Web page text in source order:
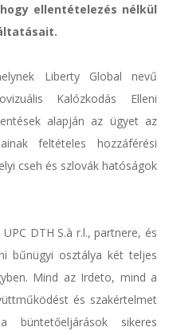
ellentételezés nélkül
Liberty Global nevű
Kalózkodás Elleni
alapján az ügyet az
feltételes hozzáférési
cseh és szlovák hatóságok
DTH S.à r.l., partnere, és
bűnügyi osztálya két teljes
Mind az Irdeto, mind a
és szakértelmet
sikeres